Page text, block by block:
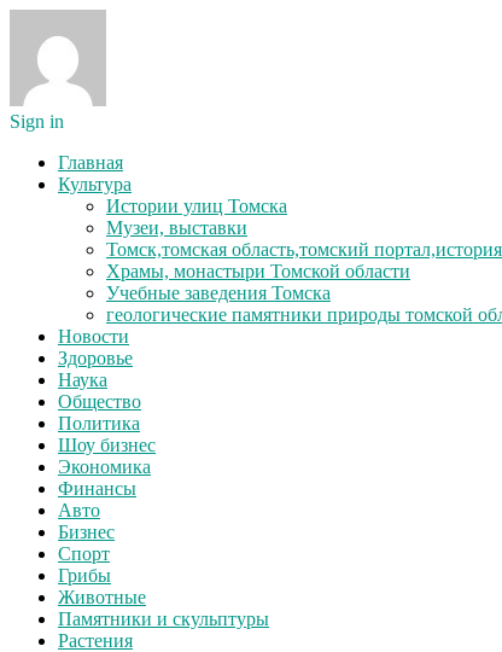
Sign in
Главная
Культура
Истории улиц Томска
Музеи, выставки
Томск,томская область,томский
Храмы, монастыри Томской области
Учебные заведения Томска
геологические памятники природы томской
Новости
Здоровье
Наука
Общество
Политика
Шоу бизнес
Экономика
Финансы
Авто
Бизнес
Спорт
Грибы
Животные
Памятники и скульптуры
Растения